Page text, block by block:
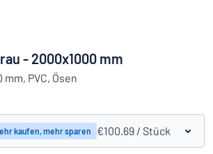
Schild hier entwerfen
- 2000x1000 mm
PVC, Ösen
kaufen, mehr sparen €100.69 / Stück